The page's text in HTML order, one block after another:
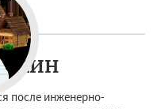
после инженерно-